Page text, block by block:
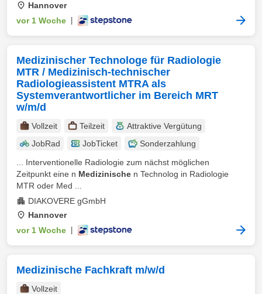
Hannover
vor 1 Woche
Medizinischer Technologe für Radiologie
MTR / Medizinisch-technischer
Radiologieassistent MTRA als
Systemverantwortlicher im Bereich MRT
w/m/d
Vollzeit Teilzeit
Attraktive Vergütung
JobRad
JobTicket
Sonderzahlung
... Interventionelle Radiologie zum nächst möglichen
Zeitpunkt eine n Medizinische n Technolog in Radiologie
MTR oder Med ...
DIAKOVERE gGmbH
Hannover
vor 1 Woche
Medizinische Fachkraft m/w/d
Vollzeit